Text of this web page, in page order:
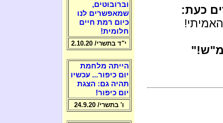
כעת:
וברובוטים,
שמאפשרים לנו
כיום רמת חיים
חלומית!
י"ד בתשרי/ 2.10.20
הייתה מלחמת
יום כיפור... עכשיו
תהיה גם: הצגת
יום כיפור!
ו' בתשרי/ 24.9.20